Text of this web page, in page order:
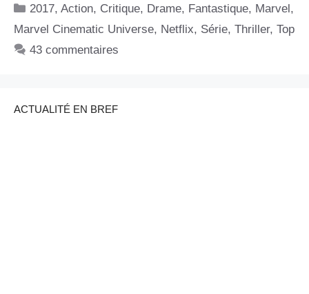
Catégories
2017,Action, Critique, Drame, Fantastique, Marvel,
Marvel Cinematic Universe, Netflix, Série, Thriller, Top
43 commentaires
ACTUALITÉ EN BREF